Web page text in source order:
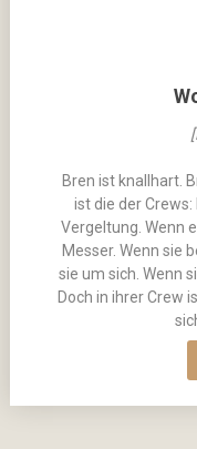
Bren ist knallhart.
ist die der
Vergeltung. Wenn
Messer. Wenn sie
sie um sich. Wenn
Doch in ihrer Crew